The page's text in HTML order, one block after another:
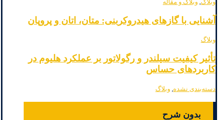
وبلاگ, وبلاگ و مقاله
آشنایی با گازهای هیدروکربنی: متان، اتان و پروپان
وبلاگ
تأثیر کیفیت سیلندر و رگولاتور بر عملکرد هلیوم در
کاربردهای حساس
دسته‌بندی نشده وبلاگ
بدون شرح